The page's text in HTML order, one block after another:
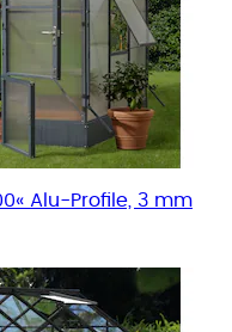
Alu-Profile, 3 mm